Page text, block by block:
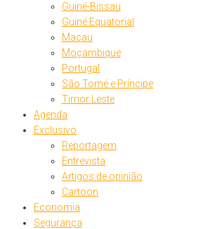
Guiné-Bissau
Guiné Equatorial
Macau
Moçambique
Portugal
São Tomé e Príncipe
Timor Leste
Agenda
Exclusivo
Reportagem
Entrevista
Artigos de opinião
Cartoon
Economia
Segurança